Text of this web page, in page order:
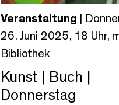
Veranstaltung |
26. Juni 2025, 18 Uhr,
Bibliothek
Kunst | Buch |
Donnerstag